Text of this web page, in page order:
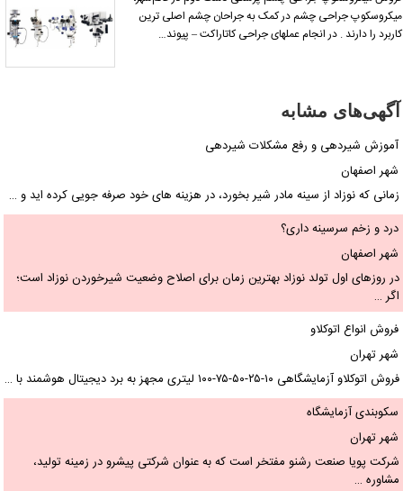
جراحی چشم در کمک به جراحان چشم اصلی ترین
را دارند . در انجام عملهای جراحی کاتاراکت – پیوند…
آگهی‌های مشابه
آموزش شیردهی و رفع مشکلات شیردهی
شهر اصفهان
زمانی که نوزاد از سینه مادر شیر بخورد، در هزینه های خود صرفه جویی کرده اید و …
درد و زخم سرسینه داری؟
شهر اصفهان
در روزهای اول تولد نوزاد بهترین زمان برای اصلاح وضعیت شیرخوردن نوزاد است؛
اگر …
فروش انواع اتوکلاو
شهر تهران
فروش اتوکلاو آزمایشگاهی ۱۰-۲۵-۵۰-۷۵-۱۰۰ لیتری مجهز به برد دیجیتال هوشمند با …
سکوبندی آزمایشگاه
شهر تهران
شرکت پویا صنعت رشنو مفتخر است که به عنوان شرکتی پیشرو در زمینه تولید،
مشاوره …